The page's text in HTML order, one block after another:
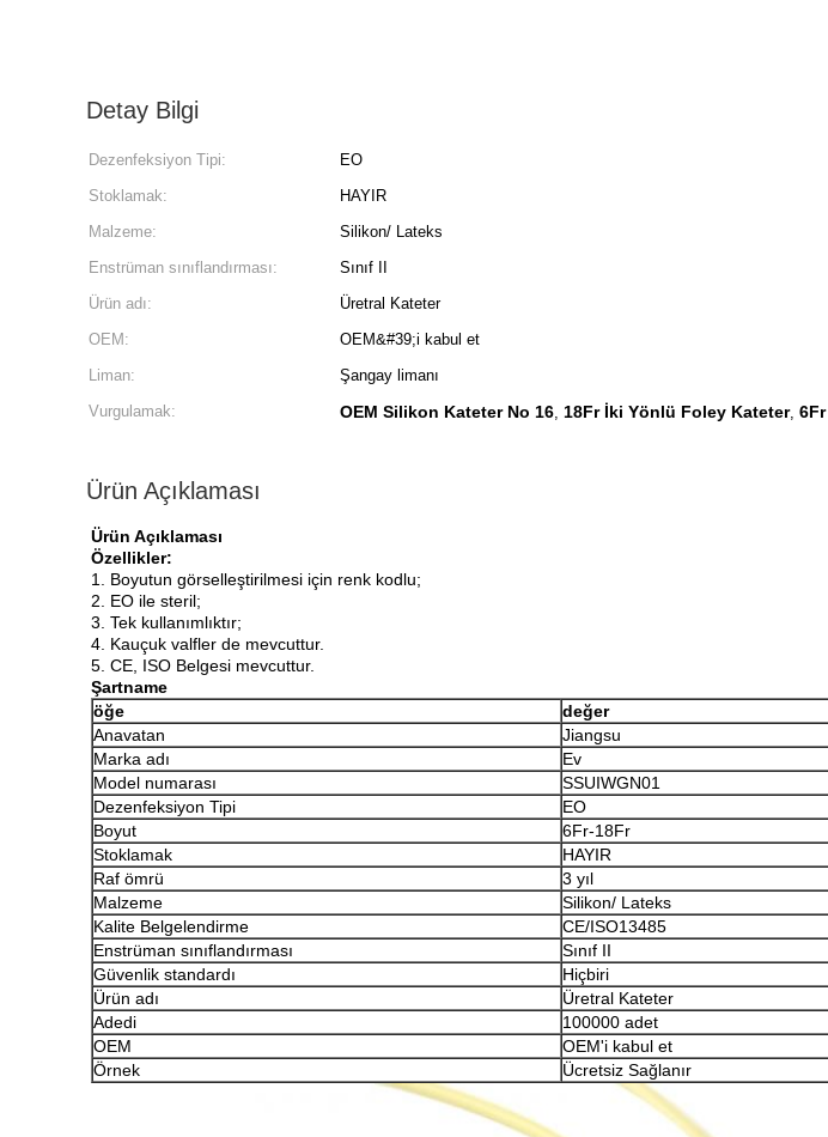
Detay Bilgi
Dezenfeksiyon Tipi: EO
Stoklamak:
HAYIR
Malzeme:
Silikon/ Lateks
Enstrüman sınıflandırması:
Sınıf II
Ürün adı:
Üretral Kateter
OEM:
OEM&#39;i kabul et
Liman:
Şangay limanı
Vurgulamak:
OEM Silikon Kateter No 16, 18Fr İki Yönlü Foley Kateter,
Ürün Açıklaması
Ürün Açıklaması
Özellikler:
1. Boyutun görselleştirilmesi için renk kodlu;
2. EO ile steril;
3. Tek kullanımlıktır;
4. Kauçuk valfler de mevcuttur.
5. CE, ISO Belgesi mevcuttur.
Şartname
öğe
değer
Anavatan
Jiangsu
Marka adı
Ev
Model numarası
SSUIWGN01
Dezenfeksiyon Tipi
EO
Boyut
6Fr-18Fr
Stoklamak
HAYIR
Raf ömrü
3 yıl
Malzeme
Silikon/ Lateks
Kalite Belgelendirme
CE/ISO13485
Enstrüman sınıflandırması
Sınıf II
Güvenlik standardı
Hiçbiri
Ürün adı
Üretral Kateter
Adedi
100000 adet
OEM
OEM'i kabul et
Örnek
Ücretsiz Sağlanır